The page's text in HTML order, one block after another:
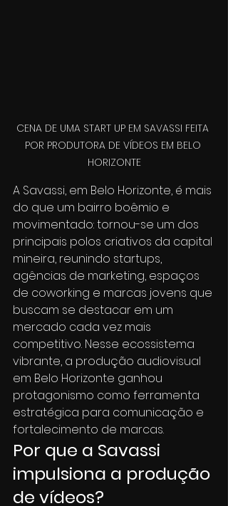
CENA DE UMA START UP EM SAVASSI FEITA
POR PRODUTORA DE VÍDEOS EM BELO
HORIZONTE
A Savassi, em Belo Horizonte, é mais
do que um bairro boêmio e
movimentado: tornou-se um dos
principais polos criativos da capital
mineira, reunindo startups,
agências de marketing, espaços
de coworking e marcas jovens que
buscam se destacar em um
mercado cada vez mais
competitivo. Nesse ecossistema
vibrante, a produção audiovisual
em Belo Horizonte ganhou
protagonismo como ferramenta
estratégica para comunicação e
fortalecimento de marcas.
Por que a Savassi
impulsiona a produção
de vídeos?